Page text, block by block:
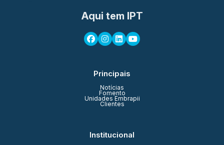
Aqui tem IPT
Principais
Notícias
Fomento
Unidades Embrapii
Clientes
Institucional